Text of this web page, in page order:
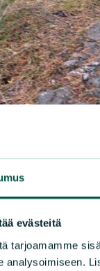
evästeitä
tarjoamamme
analysoimiseen.